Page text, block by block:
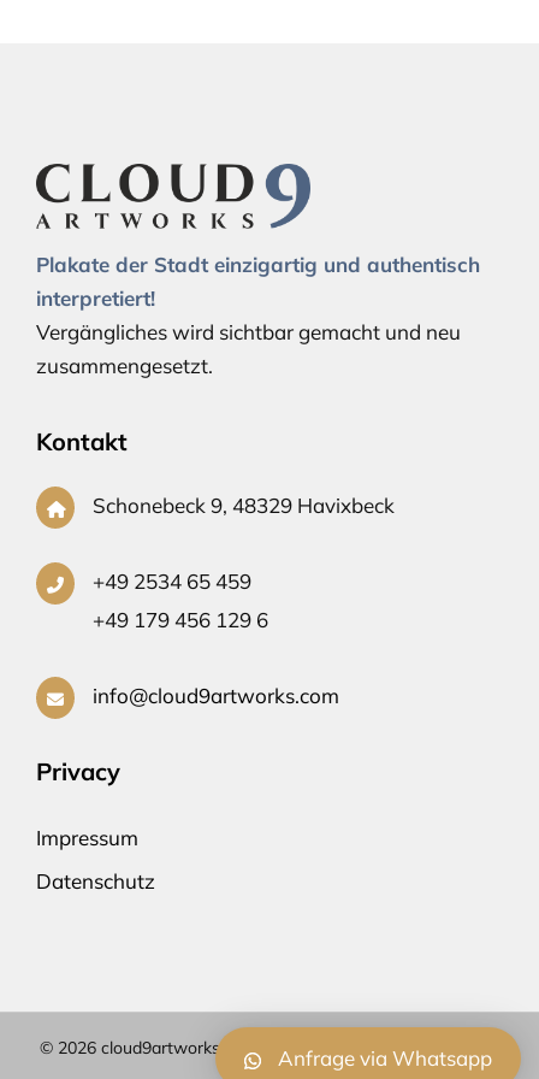
Plakate der Stadt einzigartig und authentisch
interpretiert!
Vergängliches wird sichtbar gemacht und neu
zusammengesetzt.
Kontakt
Schonebeck 9, 48329 Havixbeck
+49 2534 65 459
+49 179 456 129 6
info@cloud9artworks.com
Privacy
Impressum
Datenschutz
© 2026 cloud9artworks.com | Webdesign by STAHL-Kreativ
Anfrage via Whatsapp